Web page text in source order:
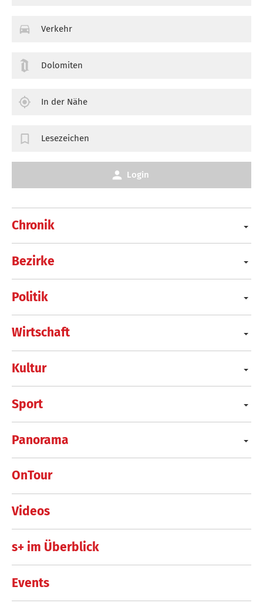
Chronik
Bezirke
Politik
Wirtschaft
Kultur
Sport
Panorama
OnTour
Videos
s+ im Überblick
Events
Verkehr
Dolomiten
In der Nähe
Lesezeichen
Login